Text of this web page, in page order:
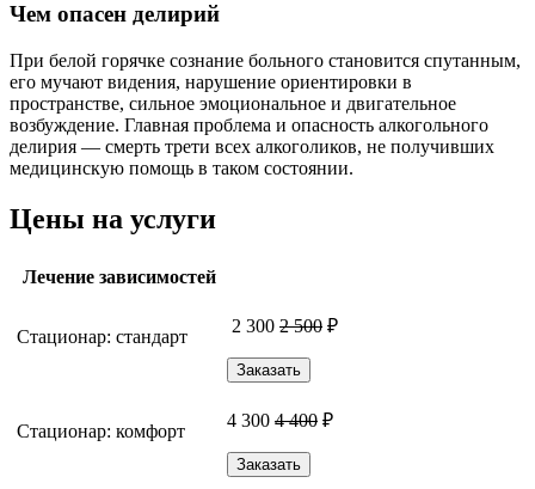
Чем опасен делирий
При белой горячке сознание больного становится спутанным,
его мучают видения, нарушение ориентировки в
пространстве, сильное эмоциональное и двигательное
возбуждение. Главная проблема и опасность алкогольного
делирия — смерть трети всех алкоголиков, не получивших
медицинскую помощь в таком состоянии.
Цены на услуги
Лечение зависимостей
Стационар: стандарт
2 300 2 500 ₽
Заказать
Стационар: комфорт
4 300 4 400 ₽
Заказать